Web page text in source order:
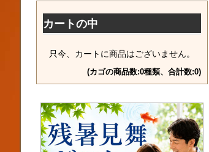
カートの中
只今、カートに商品はございません。
(カゴの商品数:0種類、合計数:0)